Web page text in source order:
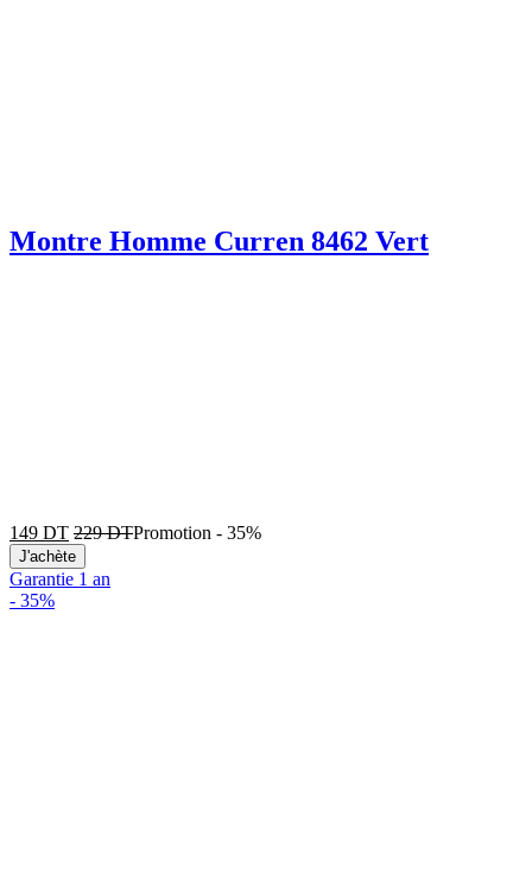
Montre Homme Curren 8462 Vert
149 DT 229DTPromotion - 35%
J'achète
Garantie 1 an
- 35%